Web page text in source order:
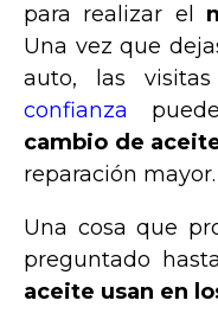
para realizar el
Una vez que
auto, las
confianza
cambio de
reparación mayor.
Una cosa que
preguntado
aceite usan en